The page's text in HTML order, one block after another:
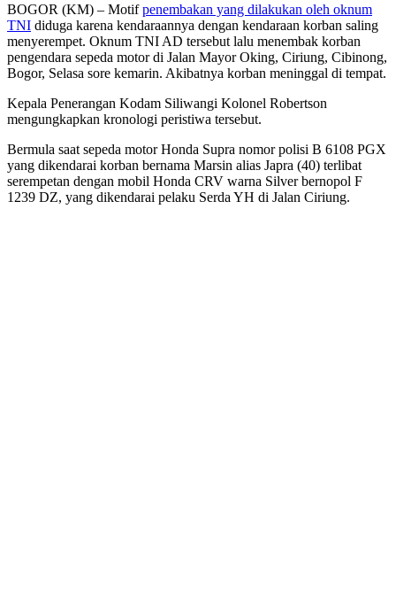
BOGOR (KM) – Motifpenembakan yang dilakukan oleh oknum
TNI diduga karena kendaraannya dengan kendaraan korban saling
menyerempet. Oknum TNI AD tersebut lalu menembak korban
pengendara sepeda motor di Jalan Mayor Oking, Ciriung, Cibinong,
Bogor, Selasa sore kemarin. Akibatnya korban meninggal di tempat.
Kepala Penerangan Kodam Siliwangi Kolonel Robertson
mengungkapkan kronologi peristiwa tersebut.
Bermula saat sepeda motor Honda Supra nomor polisi B 6108 PGX
yang dikendarai korban bernama Marsin alias Japra (40) terlibat
serempetan dengan mobil Honda CRV warna Silver bernopol F
1239 DZ, yang dikendarai pelaku Serda YH di Jalan Ciriung.